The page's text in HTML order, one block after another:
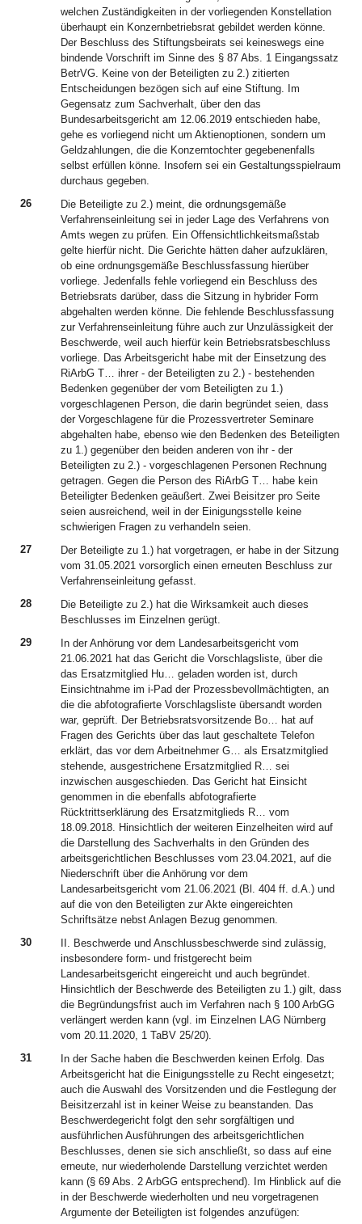
welchen Zuständigkeiten in der vorliegenden Konstellation
überhaupt ein Konzernbetriebsrat gebildet werden könne.
Der Beschluss des Stiftungsbeirats sei keineswegs eine
bindende Vorschrift im Sinne des § 87 Abs. 1 Eingangssatz
BetrVG. Keine von der Beteiligten zu 2.) zitierten
Entscheidungen bezögen sich auf eine Stiftung. Im
Gegensatz zum Sachverhalt, über den das
Bundesarbeitsgericht am 12.06.2019 entschieden habe,
gehe es vorliegend nicht um Aktienoptionen, sondern um
Geldzahlungen, die die Konzerntochter gegebenenfalls
selbst erfüllen könne. Insofern sei ein Gestaltungsspielraum
durchaus gegeben.
26
Die Beteiligte zu 2.) meint, die ordnungsgemäße
Verfahrenseinleitung sei in jeder Lage des Verfahrens von
Amts wegen zu prüfen. Ein Offensichtlichkeitsmaßstab
gelte hierfür nicht. Die Gerichte hätten daher aufzuklären,
ob eine ordnungsgemäße Beschlussfassung hierüber
vorliege. Jedenfalls fehle vorliegend ein Beschluss des
Betriebsrats darüber, dass die Sitzung in hybrider Form
abgehalten werden könne. Die fehlende Beschlussfassung
zur Verfahrenseinleitung führe auch zur Unzulässigkeit der
Beschwerde, weil auch hierfür kein Betriebsratsbeschluss
vorliege. Das Arbeitsgericht habe mit der Einsetzung des
RiArbG T… ihrer - der Beteiligten zu 2.) - bestehenden
Bedenken gegenüber der vom Beteiligten zu 1.)
vorgeschlagenen Person, die darin begründet seien, dass
der Vorgeschlagene für die Prozessvertreter Seminare
abgehalten habe, ebenso wie den Bedenken des Beteiligten
zu 1.) gegenüber den beiden anderen von ihr - der
Beteiligten zu 2.) - vorgeschlagenen Personen Rechnung
getragen. Gegen die Person des RiArbG T… habe kein
Beteiligter Bedenken geäußert. Zwei Beisitzer pro Seite
seien ausreichend, weil in der Einigungsstelle keine
schwierigen Fragen zu verhandeln seien.
27
Der Beteiligte zu 1.) hat vorgetragen, er habe in der Sitzung
vom 31.05.2021 vorsorglich einen erneuten Beschluss zur
Verfahrenseinleitung gefasst.
28
Die Beteiligte zu 2.) hat die Wirksamkeit auch dieses
Beschlusses im Einzelnen gerügt.
29
In der Anhörung vor dem Landesarbeitsgericht vom
21.06.2021 hat das Gericht die Vorschlagsliste, über die
das Ersatzmitglied Hu… geladen worden ist, durch
Einsichtnahme im i-Pad der Prozessbevollmächtigten, an
die die abfotografierte Vorschlagsliste übersandt worden
war, geprüft. Der Betriebsratsvorsitzende Bo… hat auf
Fragen des Gerichts über das laut geschaltete Telefon
erklärt, das vor dem Arbeitnehmer G… als Ersatzmitglied
stehende, ausgestrichene Ersatzmitglied R… sei
inzwischen ausgeschieden. Das Gericht hat Einsicht
genommen in die ebenfalls abfotografierte
Rücktrittserklärung des Ersatzmitglieds R… vom
18.09.2018. Hinsichtlich der weiteren Einzelheiten wird auf
die Darstellung des Sachverhalts in den Gründen des
arbeitsgerichtlichen Beschlusses vom 23.04.2021, auf die
Niederschrift über die Anhörung vor dem
Landesarbeitsgericht vom 21.06.2021 (Bl. 404 ff. d.A.) und
auf die von den Beteiligten zur Akte eingereichten
Schriftsätze nebst Anlagen Bezug genommen.
30
II. Beschwerde und Anschlussbeschwerde sind zulässig,
insbesondere form- und fristgerecht beim
Landesarbeitsgericht eingereicht und auch begründet.
Hinsichtlich der Beschwerde des Beteiligten zu 1.) gilt, dass
die Begründungsfrist auch im Verfahren nach § 100 ArbGG
verlängert werden kann (vgl. im Einzelnen LAG Nürnberg
vom 20.11.2020, 1 TaBV 25/20).
31
In der Sache haben die Beschwerden keinen Erfolg. Das
Arbeitsgericht hat die Einigungsstelle zu Recht eingesetzt;
auch die Auswahl des Vorsitzenden und die Festlegung der
Beisitzerzahl ist in keiner Weise zu beanstanden. Das
Beschwerdegericht folgt den sehr sorgfältigen und
ausführlichen Ausführungen des arbeitsgerichtlichen
Beschlusses, denen sie sich anschließt, so dass auf eine
erneute, nur wiederholende Darstellung verzichtet werden
kann (§ 69 Abs. 2 ArbGG entsprechend). Im Hinblick auf die
in der Beschwerde wiederholten und neu vorgetragenen
Argumente der Beteiligten ist folgendes anzufügen: